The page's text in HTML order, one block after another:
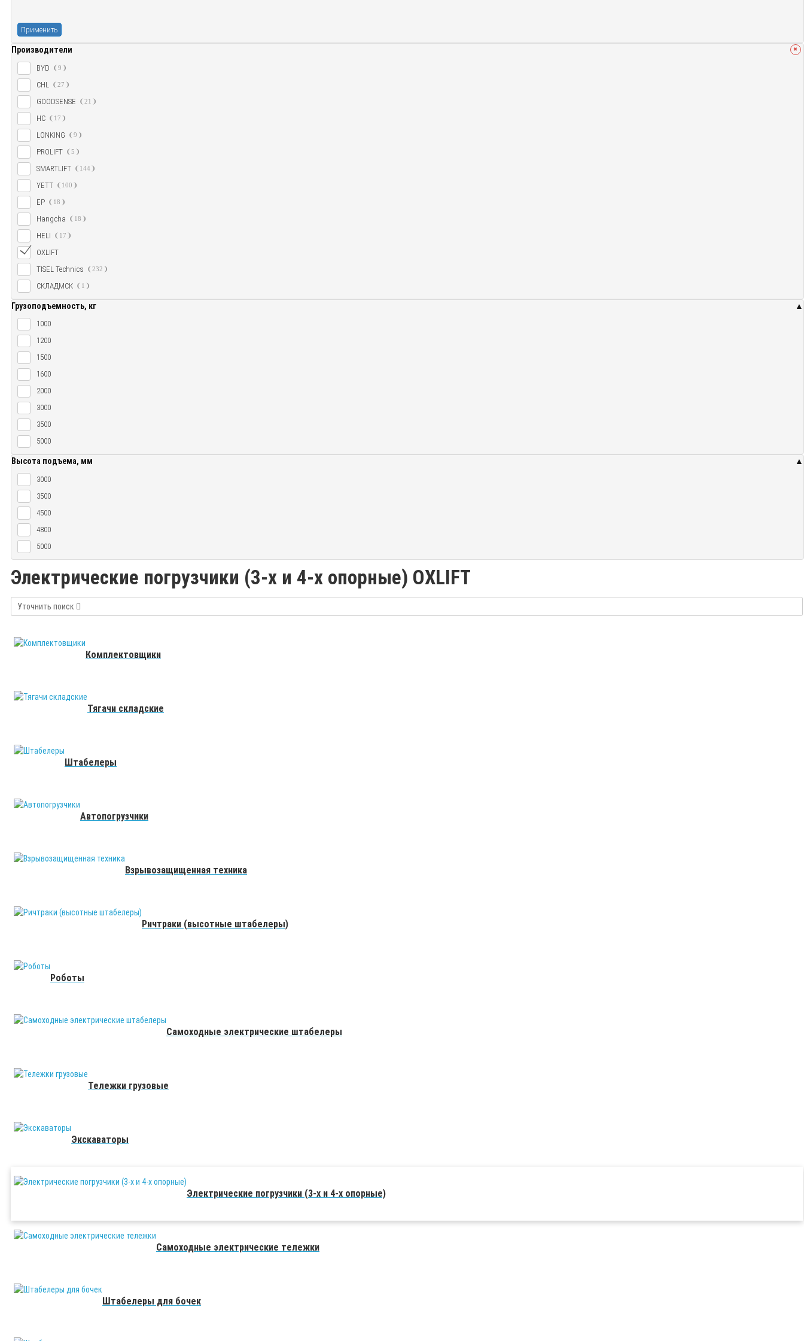
Применить
Производители
BYD 9
CHL 27
GOODSENSE 21
HC 17
LONKING 9
PROLIFT 5
SMARTLIFT 144
YETT 100
EP 18
Hangcha 18
HELI 17
OXLIFT
TISEL Technics
232
СКЛАДМСК 1
Грузоподъемность, кг
1000
1200
1500
1600
2000
3000
3500
5000
Высота подъема, мм
3000
3500
4500
4800
5000
Электрические погрузчики (3-х и 4-х опорные) OXLIFT
Уточнить поиск
Комплектовщики
Тягачи складские
Штабелеры
Автопогрузчики
Взрывозащищенная техника
Ричтраки (высотные штабелеры)
Роботы
Самоходные электрические штабелеры
Тележки грузовые
Экскаваторы
Электрические погрузчики (3-х и 4-х опорные)
Самоходные электрические тележки
Штабелеры для бочек